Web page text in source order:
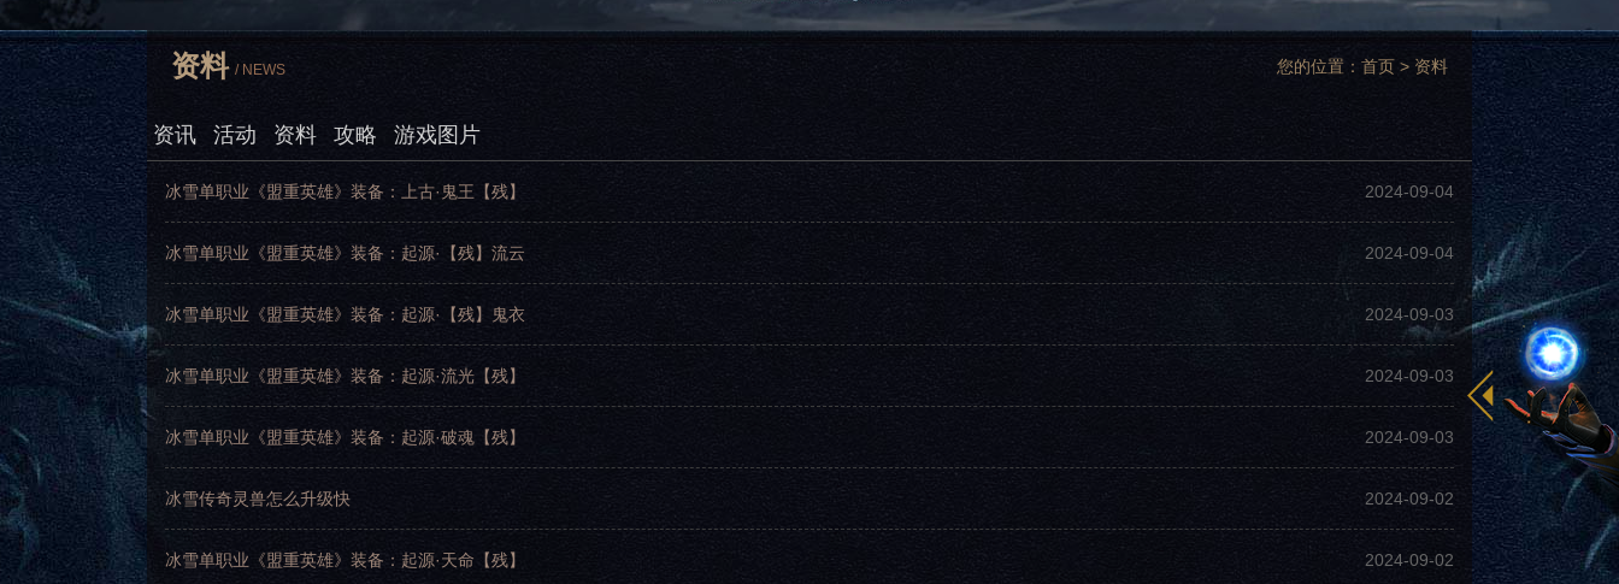
资料 / NEWS 您的位置： 首页 > 资料
资讯 活动 资料 攻略 游戏图片
冰雪单职业《盟重英雄》装备：上古·鬼王【残】 2024-09-04
冰雪单职业《盟重英雄》装备：起源·【残】流云 2024-09-04
冰雪单职业《盟重英雄》装备：起源·【残】鬼衣 2024-09-03
冰雪单职业《盟重英雄》装备：起源·流光【残】 2024-09-03
冰雪单职业《盟重英雄》装备：起源·破魂【残】 2024-09-03
冰雪传奇灵兽怎么升级快 2024-09-02
冰雪单职业《盟重英雄》装备：起源·天命【残】 2024-09-02